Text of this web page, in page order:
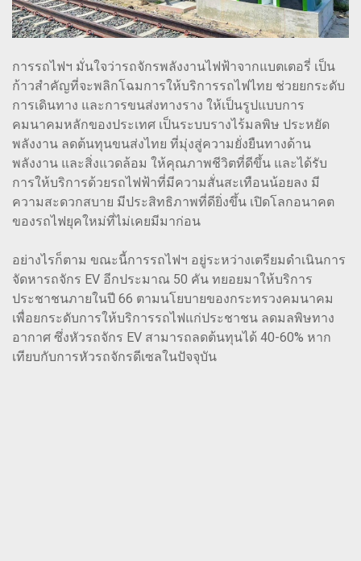
การรถไฟฯ มั่นใจว่ารถจักรพลังงานไฟฟ้าจากแบตเตอรี่ เป็น
ก้าวสำคัญที่จะพลิกโฉมการให้บริการรถไฟไทย ช่วยยกระดับ
การเดินทาง และการขนส่งทางราง ให้เป็นรูปแบบการ
คมนาคมหลักของประเทศ เป็นระบบรางไร้มลพิษ ประหยัด
พลังงาน ลดต้นทุนขนส่งไทย ที่มุ่งสู่ความยั่งยืนทางด้าน
พลังงาน และสิ่งแวดล้อม ให้คุณภาพชีวิตที่ดีขึ้น และได้รับ
การให้บริการด้วยรถไฟฟ้าที่มีความสั่นสะเทือนน้อยลง มี
ความสะดวกสบาย มีประสิทธิภาพที่ดียิ่งขึ้น เปิดโลกอนาคต
ของรถไฟยุคใหม่ที่ไม่เคยมีมาก่อน
อย่างไรก็ตาม ขณะนี้การรถไฟฯ อยู่ระหว่างเตรียมดำเนินการ
จัดหารถจักร EV อีกประมาณ 50 คัน ทยอยมาให้บริการ
ประชาชนภายในปี 66 ตามนโยบายของกระทรวงคมนาคม
เพื่อยกระดับการให้บริการรถไฟแก่ประชาชน ลดมลพิษทาง
อากาศ ซึ่งหัวรถจักร EV สามารถลดต้นทุนได้ 40-60% หาก
เทียบกับการหัวรถจักรดีเซลในปัจจุบัน